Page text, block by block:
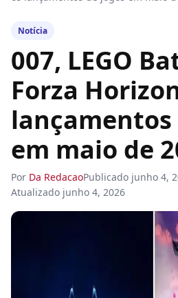
Notícia
007, LEGO
Forza
lançamentos
em maio de
Por Da RedacaoPublicado junho 4,
Atualizado junho 4, 2026